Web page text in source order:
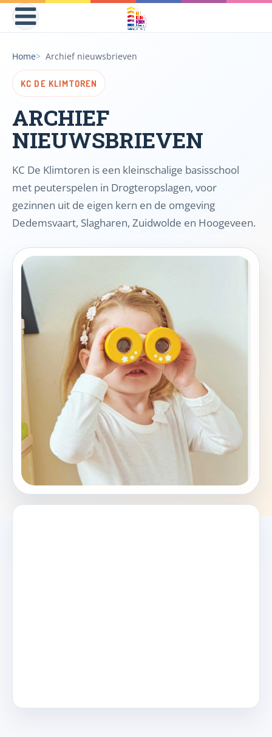
Home Archief nieuwsbrieven
KC DE KLIMTOREN
ARCHIEF
NIEUWSBRIEVEN
KC De Klimtoren is een kleinschalige basisschool
met peuterspelen in Drogteropslagen, voor
gezinnen uit de eigen kern en de omgeving
Dedemsvaart, Slagharen, Zuidwolde en Hoogeveen.